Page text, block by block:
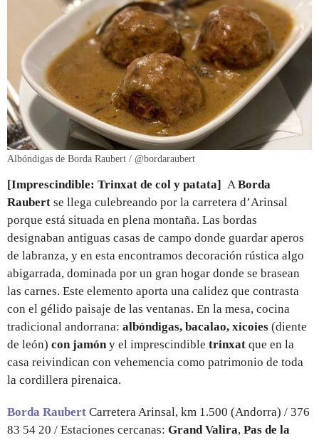
Albóndigas de Borda Raubert / @bordaraubert
[Imprescindible: Trinxat de col y patata] ABorda
Raubert se llega culebreando por la carretera d’Arinsal
porque está situada en plena montaña. Las bordas
designaban antiguas casas de campo donde guardar aperos
de labranza, y en esta encontramos decoración rústica algo
abigarrada, dominada por un gran hogar donde se brasean
las carnes. Este elemento aporta una calidez que contrasta
con el gélido paisaje de las ventanas. En la mesa, cocina
tradicional andorrana: albóndigas, bacalao, xicoies (diente
de león) con jamóny el imprescindible trinxat que en la
casa reivindican con vehemencia como patrimonio de toda
la cordillera pirenaica.
Borda Raubert Carretera Arinsal, km 1.500 (Andorra) / 376
83 54 20 / Estaciones cercanas: Grand Valira, Pas de la